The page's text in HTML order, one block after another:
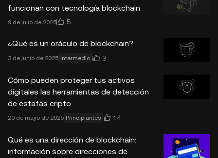
funcionan con tecnología blockchain
9 de julio de 2025 5
¿Qué es un oráculo de blockchain?
3 de junio de 2025 Intermedio 3
Cómo pueden proteger tus activos
digitales las herramientas de detección
de estafas cripto
20 de mayo de 2025 Principiantes 14
Qué es una dirección de blockchain:
información sobre direcciones de